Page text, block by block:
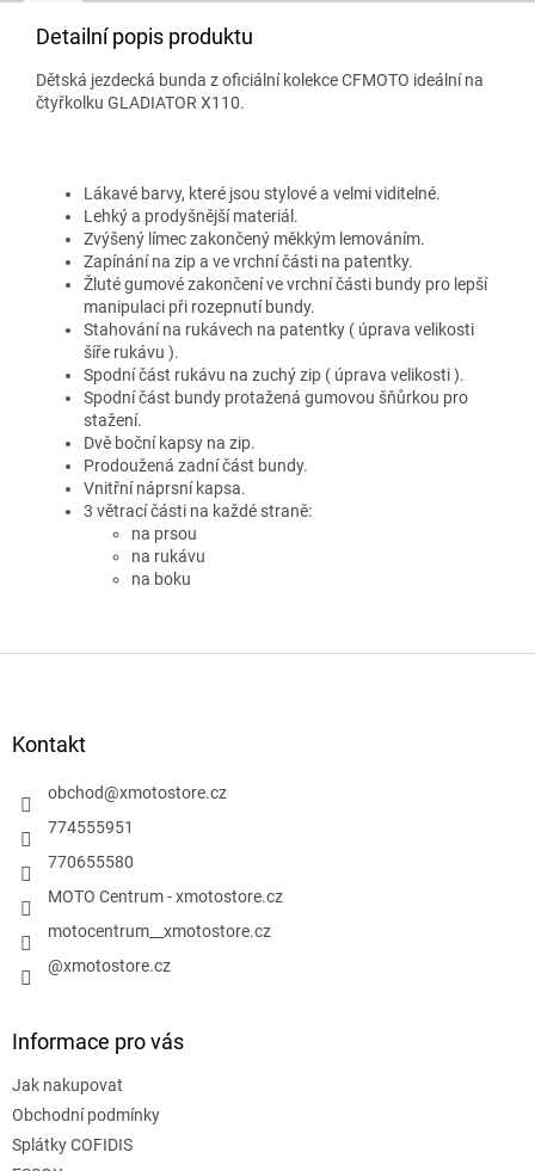
Detailní popis produktu
Dětská jezdecká bunda z oficiální kolekce CFMOTO ideální na
čtyřkolku GLADIATOR X110.
Lákavé barvy, které jsou stylové a velmi viditelné.
Lehký a prodyšnější materiál.
Zvýšený límec zakončený měkkým lemováním.
Zapínání na zip a ve vrchní části na patentky.
Žluté gumové zakončení ve vrchní části bundy pro lepší
manipulaci při rozepnutí bundy.
Stahování na rukávech na patentky ( úprava velikosti
šíře rukávu ).
Spodní část rukávu na zuchý zip ( úprava velikosti ).
Spodní část bundy protažená gumovou šňůrkou pro
stažení.
Dvě boční kapsy na zip.
Prodoužená zadní část bundy.
Vnitřní náprsní kapsa.
3 větrací části na každé straně:
na prsou
na rukávu
na boku
Kontakt
obchod@xmotostore.cz
774555951
770655580
MOTO Centrum - xmotostore.cz
motocentrum__xmotostore.cz
@xmotostore.cz
Informace pro vás
Jak nakupovat
Obchodní podmínky
Splátky COFIDIS